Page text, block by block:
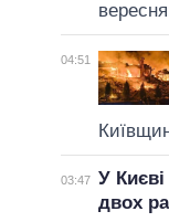
04:51
03:47 У
двох